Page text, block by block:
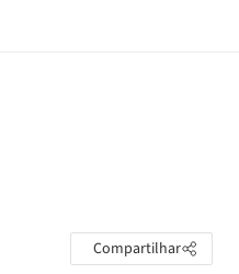
Compartilhar